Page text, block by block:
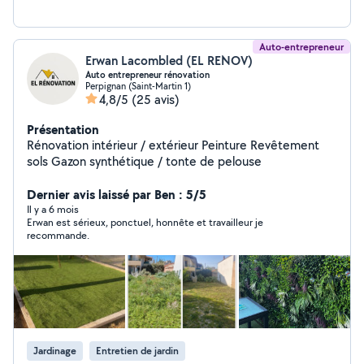
Auto-entrepreneur
Erwan Lacombled (EL RENOV)
Auto entrepreneur rénovation
Perpignan (Saint-Martin 1)
4,8/5 (25 avis)
Présentation
Rénovation intérieur / extérieur Peinture Revêtement
sols Gazon synthétique / tonte de pelouse
Dernier avis laissé par Ben : 5/5
Il y a 6 mois
Erwan est sérieux, ponctuel, honnête et travailleur je
recommande.
Jardinage Entretien de jardin